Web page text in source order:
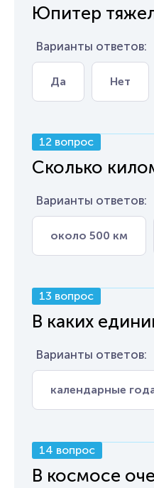
Юпитер
Варианты ответов:
Да Нет
12 вопрос
Сколько
Варианты ответов:
около 500 км
13 вопрос
В каких
Варианты ответов:
календарные
14 вопрос
В космосе